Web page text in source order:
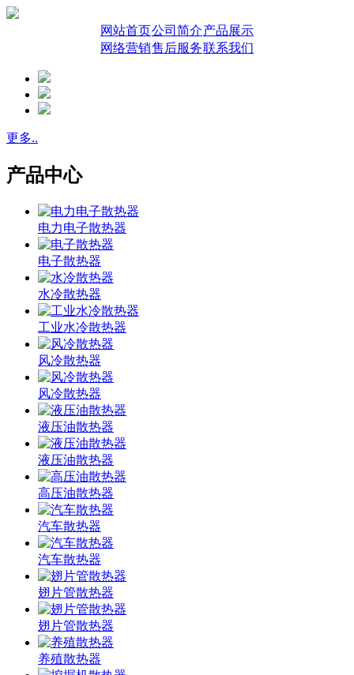
网站首页公司简介产品展示
网络营销售后服务联系我们
更多..
产品中心
电力电子散热器
电子散热器
水冷散热器
工业水冷散热器
风冷散热器
风冷散热器
液压油散热器
液压油散热器
高压油散热器
汽车散热器
汽车散热器
翅片管散热器
翅片管散热器
养殖散热器